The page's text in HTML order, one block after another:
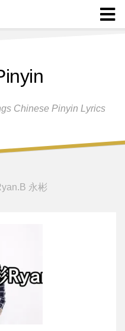
Chinese Pinyin Lyrics
永彬